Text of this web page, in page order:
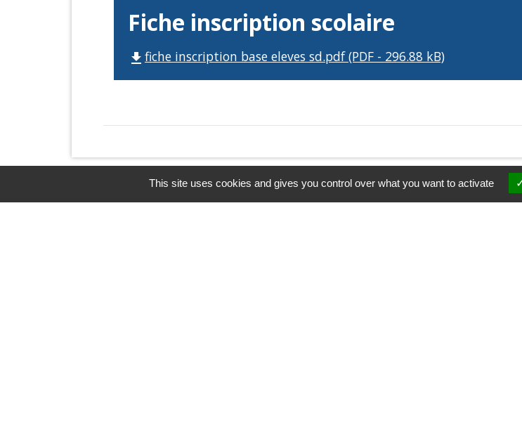
Fiche inscription scolaire
file_download fiche inscription base eleves sd.pdf (PDF - 296.88 kB)
This site uses cookies and gives you control over what you want to activate